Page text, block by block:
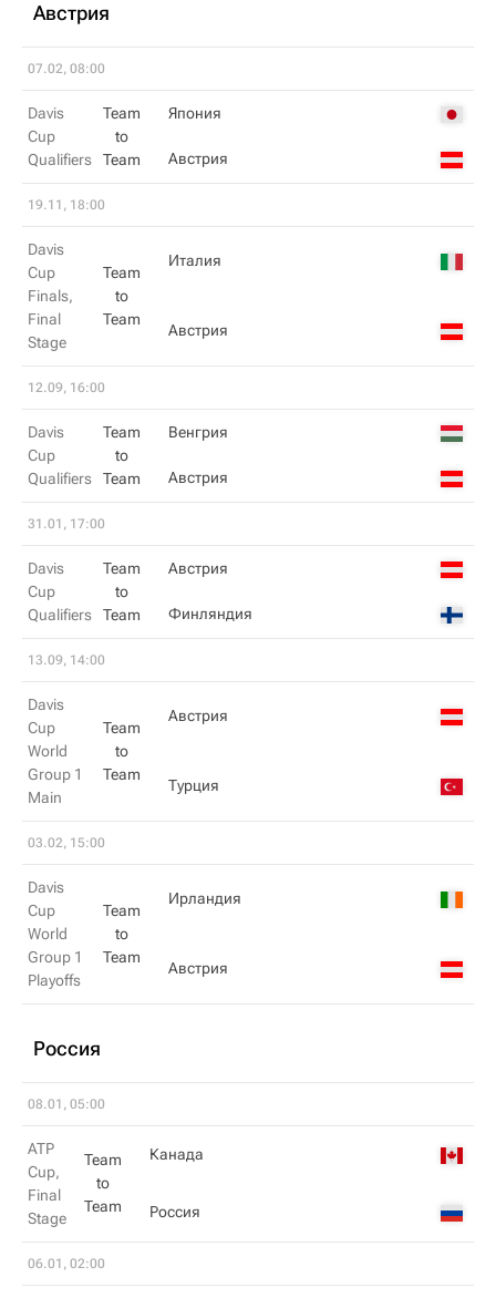
Австрия
07.02, 08:00
Davis
Cup
Qualifiers
Team
to
Team
Япония
Австрия
19.11, 18:00
Davis
Cup
Finals,
Final
Stage
Team
to
Team
Италия
Австрия
12.09, 16:00
Davis
Cup
Qualifiers
Team
to
Team
Венгрия
Австрия
31.01, 17:00
Davis
Cup
Qualifiers
Team
to
Team
Австрия
Финляндия
13.09, 14:00
Davis
Cup
World
Group 1
Main
Team
to
Team
Австрия
Турция
03.02, 15:00
Davis
Cup
World
Group 1
Playoffs
Team
to
Team
Ирландия
Австрия
Россия
08.01, 05:00
ATP
Cup,
Final
Stage
Team
to
Team
Канада
Россия
06.01, 02:00